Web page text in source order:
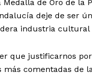
Medalla de Oro de la
deje de ser
industria cultural
que justificarnos
más comentadas de